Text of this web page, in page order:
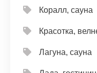
Коралл, сауна
Красотка,
Лагуна, сауна